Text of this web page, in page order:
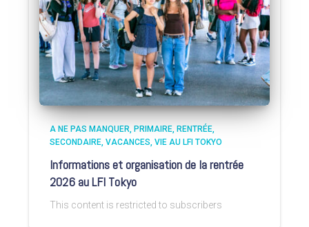
A NE PAS MANQUER PRIMAIRE RENTRÉE
SECONDAIRE VACANCES VIE AU LFI TOKYO
Informations et organisation de la rentrée
2026 au LFI Tokyo
This content is restricted to subscribers